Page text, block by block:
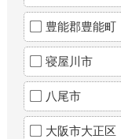
豊能郡豊能町
寝屋川市
八尾市
大阪市大正区